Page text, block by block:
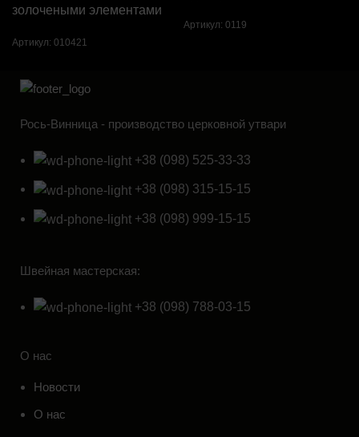
золочеными элементами
Артикул: 010421
Артикул: 0119
Рось-Винница - производство церковной утвари
+38 (098) 525-33-33
+38 (098) 315-15-15
+38 (098) 999-15-15
Швейная мастерская:
+38 (098) 788-03-15
О нас
Новости
О нас